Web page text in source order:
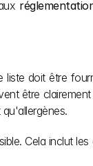
liste doit être
être
Cela inclut